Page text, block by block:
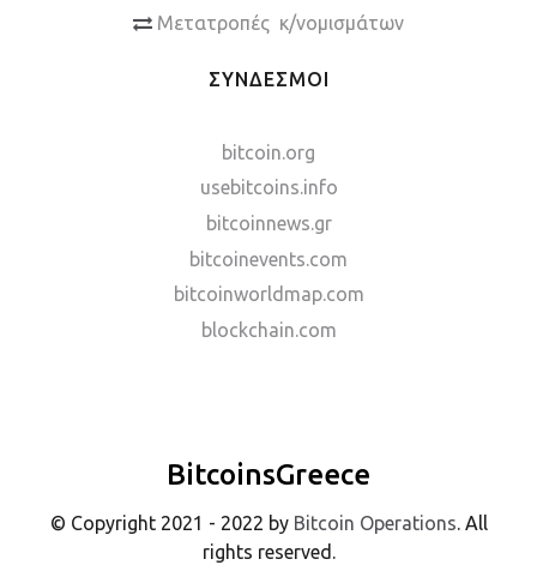
Μετατροπές κ/νομισμάτων
ΣΥΝΔΕΣΜΟΙ
bitcoin.org
usebitcoins.info
bitcoinnews.gr
bitcoinevents.com
bitcoinworldmap.com
blockchain.com
BitcoinsGreece
© Copyright 2021 - 2022 by Bitcoin Operations. All
rights reserved.